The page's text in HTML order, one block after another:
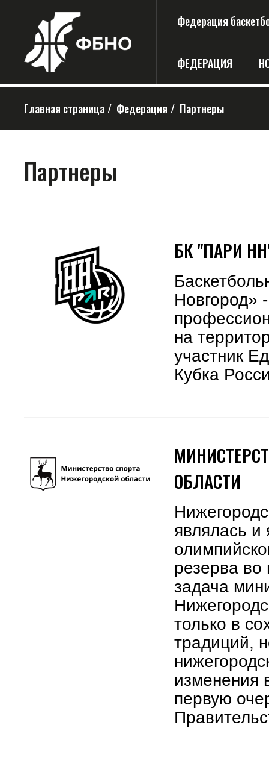
Федерация
ФЕДЕРАЦИЯ
Главная страница / Федерация / Партнеры
Партнеры
БК "ПАРИ
Новгород»
на
участник
Кубка
ОБЛАСТИ
являлась и
резерва во
задача
только в
традиций,
изменения
первую